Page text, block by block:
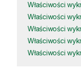
Właściwości
Właściwości
Właściwości
Właściwości
Właściwości